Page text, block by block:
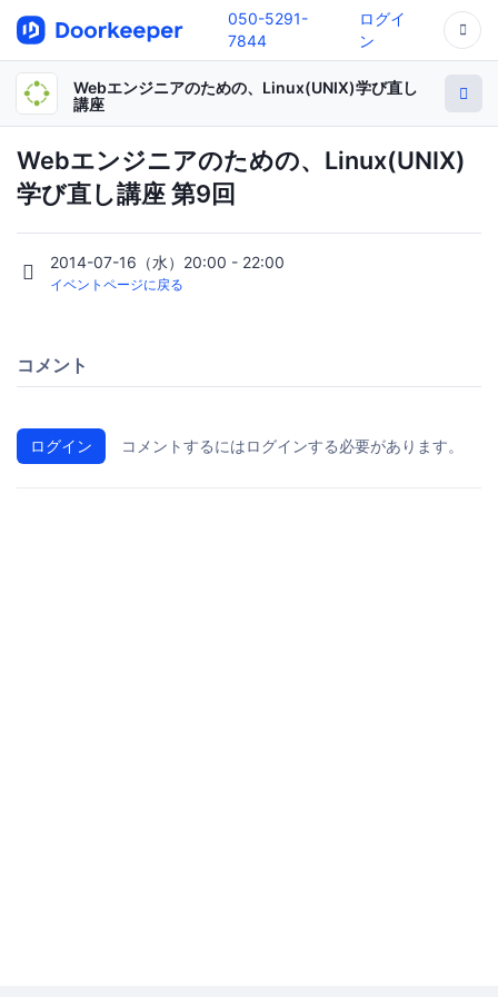
050-5291-
7844
ログイ
ン
Webエンジニアのための、Linux(UNIX)学び直し
講座
Webエンジニアのための、Linux(UNIX)
学び直し講座 第9回
2014-07-16（水）20:00 - 22:00
イベントページに戻る
コメント
ログイン コメントするにはログインする必要があります。